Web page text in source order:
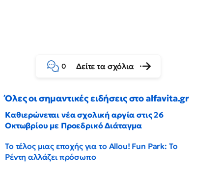
0 Δείτε τα σχόλια
Όλες οι σημαντικές ειδήσεις στο alfavita.gr
Καθιερώνεται νέα σχολική αργία στις 26
Οκτωβρίου με Προεδρικό Διάταγμα
Το τέλος μιας εποχής για το Allou! Fun Park: Το
Ρέντη αλλάζει πρόσωπο